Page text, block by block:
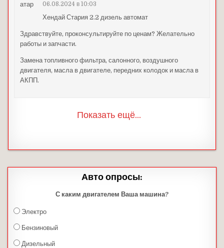
06.08.2024 в 10:03
Хендай Стария 2.2 дизель автомат
Здравствуйте, проконсультируйте по ценам? Желательно
работы и запчасти.
Замена топливного фильтра, салонного, воздушного
двигателя, масла в двигателе, передних колодок и масла в
АКПП.
Показать ещё...
Авто опросы:
С каким двигателем Ваша машина?
Электро
Бензиновый
Дизельный